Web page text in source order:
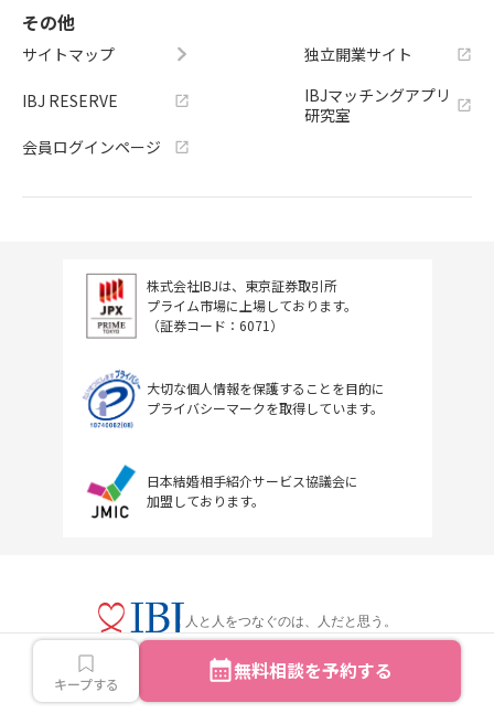
キープする 無料相談を予約する
その他
サイトマップ
IBJ RESERVE
会員ログインページ
独立開業サイト
IBJマッチングアプリ
研究室
株式会社IBJは、東京証券取引所
プライム市場に上場しております。
（証券コード：6071）
大切な個人情報を保護することを目的に
プライバシーマークを取得しています。
日本結婚相手紹介サービス協議会に
加盟しております。
人と人をつなぐのは、人だと思う。